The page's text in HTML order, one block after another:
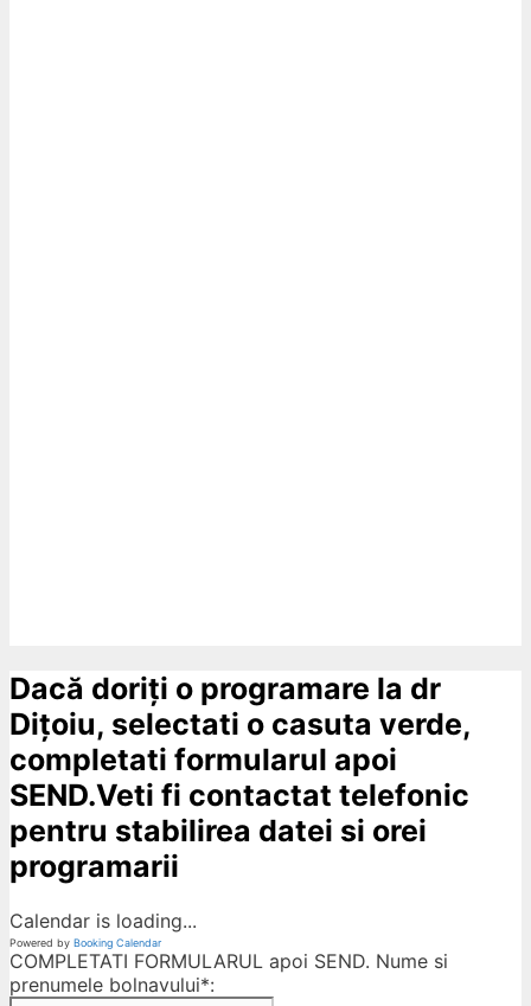
Dacă doriți o programare la dr
Dițoiu, selectati o casuta verde,
completati formularul apoi
SEND.Veti fi contactat telefonic
pentru stabilirea datei si orei
programarii
Calendar is loading...
Powered by Booking Calendar
COMPLETATI FORMULARUL apoi SEND. Nume si
prenumele bolnavului*: